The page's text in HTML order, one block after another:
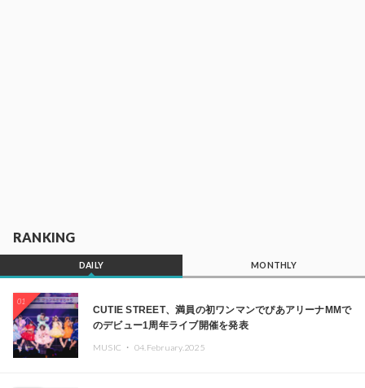
RANKING
DAILY MONTHLY
01
CUTIE STREET、満員の初ワンマンでぴあアリーナMMで
のデビュー1周年ライブ開催を発表
MUSIC ・ 04.February.2025